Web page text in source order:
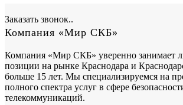
Заказать звонок..
Компания «Мир СКБ»
Компания «Мир СКБ» уверенно занимает
позиции на рынке Краснодара и
больше 15 лет. Мы специализируемся на
полного спектра услуг в сфере
телекоммуникаций.